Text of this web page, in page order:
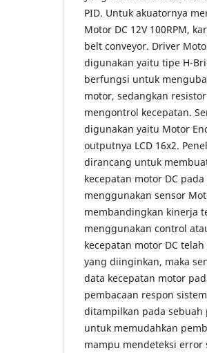
PID. Untuk akuatornya
Motor DC 12V 100RPM,
belt conveyor. Driver
digunakan yaitu tipe H-
berfungsi untuk
motor, sedangkan
mengontrol kecepatan.
digunakan yaitu Motor
outputnya LCD 16x2.
dirancang untuk
kecepatan motor DC
menggunakan sensor
membandingkan kinerja
menggunakan control
kecepatan motor DC
yang diinginkan, maka
data kecepatan motor
pembacaan respon
ditampilkan pada
untuk memudahkan
mampu mendeteksi error